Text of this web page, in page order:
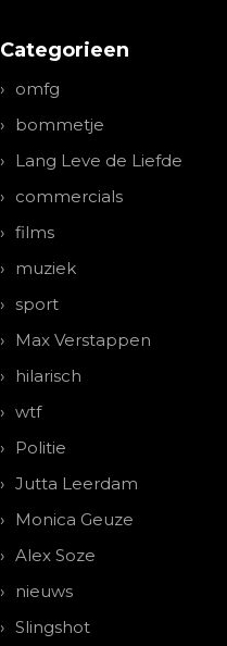
Categorieen
omfg
bommetje
Lang Leve de Liefde
commercials
films
muziek
sport
Max Verstappen
hilarisch
wtf
Politie
Jutta Leerdam
Monica Geuze
Alex Soze
nieuws
Slingshot